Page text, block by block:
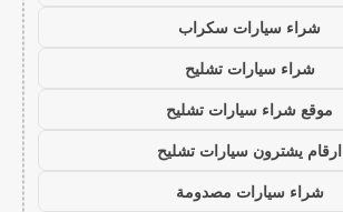
شراء سيارات سكراب
شراء سيارات تشليح
موقع شراء سيارات تشليح
ارقام يشترون سيارات تشليح
شراء سيارات مصدومة